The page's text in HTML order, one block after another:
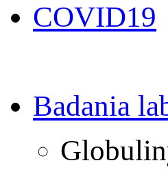
COVID19
Badania